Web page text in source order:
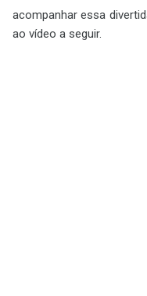
acompanhar essa
ao vídeo a seguir.